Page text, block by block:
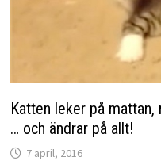
Katten leker på mattan,
… och ändrar på allt!
7 april, 2016